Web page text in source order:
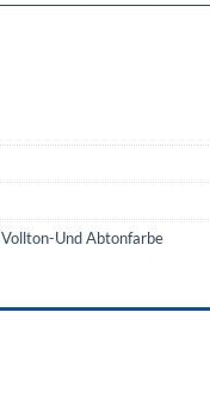
Und Abtonfarbe